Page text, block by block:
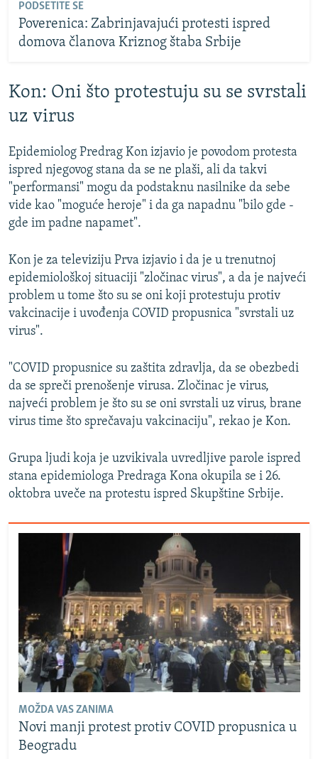
PODSETITE SE
Poverenica: Zabrinjavajući protesti ispred
domova članova Kriznog štaba Srbije
Kon: Oni što protestuju su se svrstali
uz virus
Epidemiolog Predrag Kon izjavio je povodom protesta
ispred njegovog stana da se ne plaši, ali da takvi
"performansi" mogu da podstaknu nasilnike da sebe
vide kao "moguće heroje" i da ga napadnu "bilo gde -
gde im padne napamet".
Kon je za televiziju Prva izjavio i da je u trenutnoj
epidemiološkoj situaciji "zločinac virus", a da je najveći
problem u tome što su se oni koji protestuju protiv
vakcinacije i uvođenja COVID propusnica "svrstali uz
virus".
"COVID propusnice su zaštita zdravlja, da se obezbedi
da se spreči prenošenje virusa. Zločinac je virus,
najveći problem je što su se oni svrstali uz virus, brane
virus time što sprečavaju vakcinaciju", rekao je Kon.
Grupa ljudi koja je uzvikivala uvredljive parole ispred
stana epidemiologa Predraga Kona okupila se i 26.
oktobra uveče na protestu ispred Skupštine Srbije.
MOŽDA VAS ZANIMA
Novi manji protest protiv COVID propusnica u
Beogradu